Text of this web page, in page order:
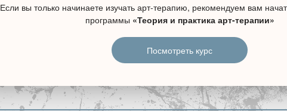
Если вы только начинаете изучать арт-терапию, рекомендуем вам
программы «Теория и практика арт-терапии»
Посмотреть курс